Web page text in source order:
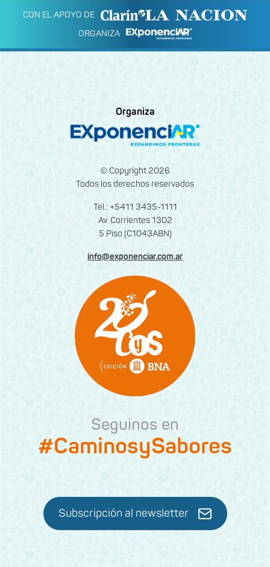
CON EL APOYO DE
ORGANIZA
Organiza
© Copyright 2026
Todos los derechos reservados
Tel.: +5411 3435-1111
Av. Corrientes 1302
5 Piso (C1043ABN)
info@exponenciar.com.ar
Seguinos en
#CaminosySabores
Subscripción al newsletter